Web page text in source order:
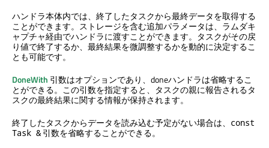
ハンドラ本体内では、終了したタスクから最終データを取得する
ことができます。ストレージを含む追加パラメータは、ラムダキ
ャプチャ経由でハンドラに渡すことができます。タスクがその戻
り値で終了するか、最終結果を微調整するかを動的に決定するこ
とも可能です。
DoneWith 引数はオプションであり、doneハンドラは省略するこ
とができる。この引数を指定すると、タスクの親に報告されるタ
スクの最終結果に関する情報が保持されます。
終了したタスクからデータを読み込む予定がない場合は、 const
Task & 引数を省略することができる。